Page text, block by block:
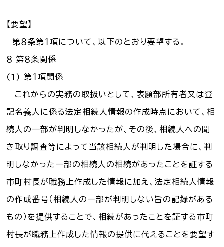
お知らせ一覧
文字サイズ
背景色
【要望】
第８条第１項について、以下のとおり要望する。
８ 第８条関係
(1) 第１項関係
これからの実務の取扱いとして、表題部所有者又は登
記名義人に係る法定相続人情報の作成時点において、相
続人の一部が判明しなかったが、その後、相続人への聞
き取り調査等によって当該相続人が判明した場合に、判
明しなかった一部の相続人の相続があったことを証する
市町村長が職務上作成した情報に加え、法定相続人情報
の作成番号（相続人の一部が判明しない旨の記録がある
もの）を提供することで、相続があったことを証する市町
村長が職務上作成した情報の提供に代えることを要望す